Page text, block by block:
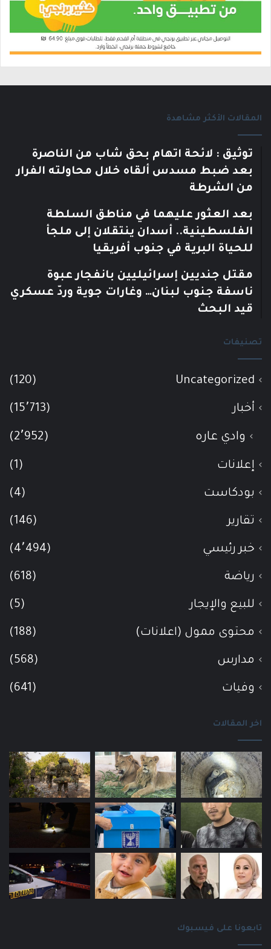
المقالات الأكثر مشاهدة
توثيق : لائحة اتهام بحق شاب من الناصرة
بعد ضبط مسدس ألقاه خلال محاولته الفرار
من الشرطة
بعد العثور عليهما في مناطق السلطة
الفلسطينية.. أسدان ينتقلان إلى ملجأ
للحياة البرية في جنوب أفريقيا
مقتل جنديين إسرائيليين بانفجار عبوة
ناسفة جنوب لبنان… وغارات جوية وردّ عسكري
قيد البحث
تصنيفات
Uncategorized
(120)
أخبار (15٬713)
وادي عاره (2٬952)
إعلانات (1)
بودكاست (4)
تقارير (146)
خبر رئيسي (4٬494)
رياضة (618)
للبيع والإيجار (5)
محتوى ممول (اعلانات) (188)
مدارس (568)
وفيات (641)
اخر المقالات
تابعونا على فيسبوك